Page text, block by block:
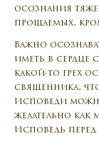
осознания
прощаемых,
Важно
иметь в сердце
какой-то грех
священника,
Исповеди
желательно как
Исповедь